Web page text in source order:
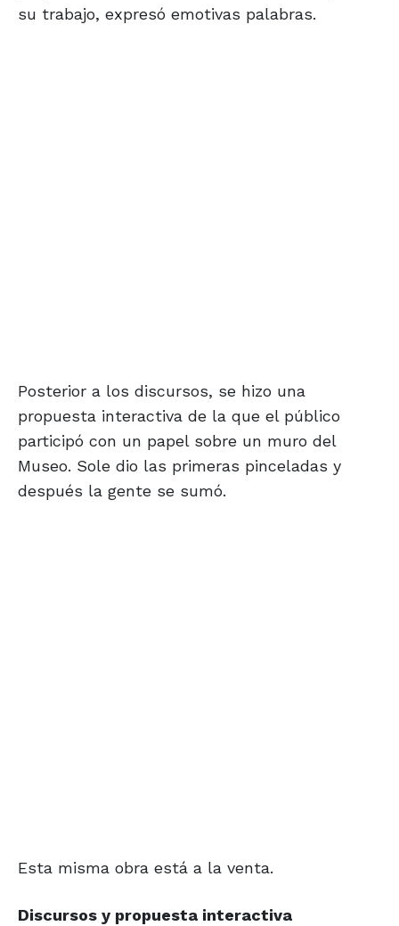
su trabajo, expresó emotivas palabras.
Posterior a los discursos, se hizo una
propuesta interactiva de la que el público
participó con un papel sobre un muro del
Museo. Sole dio las primeras pinceladas y
después la gente se sumó.
Esta misma obra está a la venta.
Discursos y propuesta interactiva